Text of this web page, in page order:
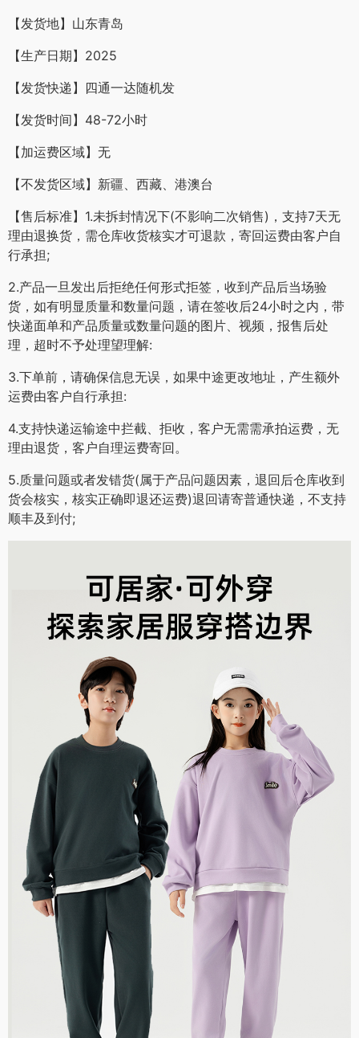
【发货地】山东青岛
【生产日期】2025
【发货快递】四通一达随机发
【发货时间】48-72小时
【加运费区域】无
【不发货区域】新疆、西藏、港澳台
【售后标准】1.未拆封情况下(不影响二次销售)，支持7天无
理由退换货，需仓库收货核实才可退款，寄回运费由客户自
行承担;
2.产品一旦发出后拒绝任何形式拒签，收到产品后当场验
货，如有明显质量和数量问题，请在签收后24小时之内，带
快递面单和产品质量或数量问题的图片、视频，报售后处
理，超时不予处理望理解:
3.下单前，请确保信息无误，如果中途更改地址，产生额外
运费由客户自行承担:
4.支持快递运输途中拦截、拒收，客户无需需承拍运费，无
理由退货，客户自理运费寄回。
5.质量问题或者发错货(属于产品问题因素，退回后仓库收到
货会核实，核实正确即退还运费)退回请寄普通快递，不支持
顺丰及到付;